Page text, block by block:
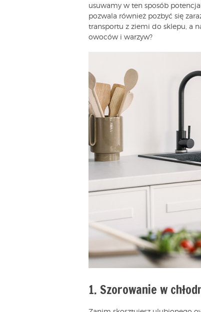
usuwamy w ten sposób
pozwala również pozbyć się
transportu z ziemi do sklepu, a
owoców i warzyw?
1. Szorowanie w